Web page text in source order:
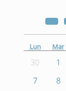
Lun Mar
30 1
7
8